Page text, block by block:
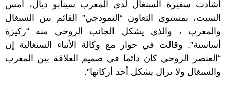
أشادت سفيرة السنغال لدى المغرب سينابو ديال، أمس
السبت، بمستوى التعاون “النموذجي” القائم بين السنغال
والمغرب ، والذي يشكل الجانب الروحي منه “ركيزة
أساسية”. وقالت في حوار مع وكالة الأنباء السنغالية إن
“العنصر الروحي كان دائما في صميم العلاقة بين المغرب
والسنغال ولا يزال يشكل أحد أركانها”.